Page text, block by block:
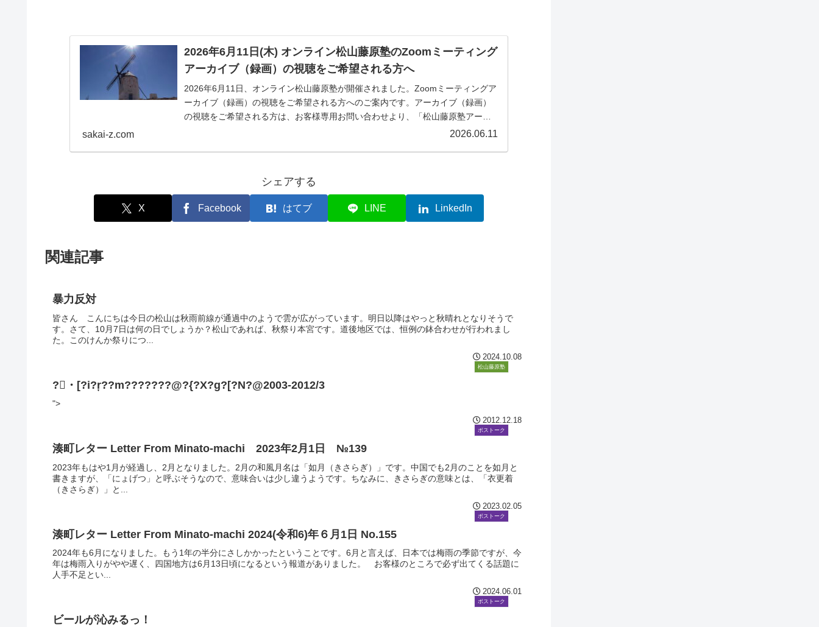
2026年6月11日(木) オンライン松山藤原塾のZoomミーティング
アーカイブ（録画）の視聴をご希望される方へ
2026年6月11日、オンライン松山藤原塾が開催されました。Zoomミーティングア
ーカイブ（録画）の視聴をご希望される方へのご案内です。アーカイブ（録画）
の視聴をご希望される方は、お客様専用お問い合わせより、「松山藤原塾アーカ
sakai-z.com 2026.06.11
シェアする
X Facebook はてブ LINE LinkedIn
関連記事
暴力反対
皆さん こんにちは今日の松山は秋雨前線が通過中のようで雲が広がっています。明日以降はやっと秋晴れとなりそうで
す。さて、10月7日は何の日でしょうか？松山であれば、秋祭り本宮です。道後地区では、恒例の鉢合わせが行われまし
た。このけんか祭りにつ...
2024.10.08
ボストーク
松山藤原塾
?・[?i?ŗ??m???????@?{?X?g?[?N?@2003-2012/3
">
2012.12.18
ボストーク
湊町レター Letter From Minato-machi 2023年2月1日 №139
2023年もはや1月が経過し、2月となりました。2月の和風月名は「如月（きさらぎ）」です。中国でも2月のことを如月と
書きますが、「にょげつ」と呼ぶそうなので、意味合いは少し違うようです。ちなみに、きさらぎの意味とは、「衣更着
（きさらぎ）」と...
2023.02.05
ボストーク
湊町レター Letter From Minato-machi 2024(令和6)年６月1日 No.155
2024年も6⽉になりました。もう1年の半分にさしかかったということです。6⽉と⾔えば、⽇本では梅⾬の季節ですが、今
年は梅⾬⼊りがやや遅く、四国地⽅は6⽉13⽇頃になるという報道がありました。 お客様のところで必ず出てくる話題に
⼈⼿不⾜とい...
2024.06.01
ボストーク
ビールが沁みるっ！